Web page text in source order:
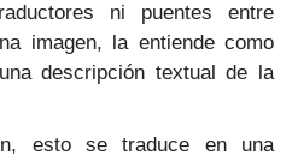
ni puentes entre
imagen, la entiende como
descripción textual de la
esto se traduce en una